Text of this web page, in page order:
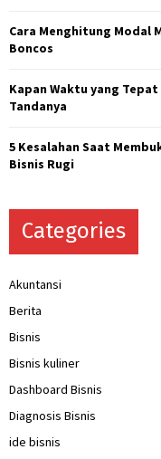
Cara Menghitung Modal
Boncos
Kapan Waktu yang
Tandanya
5 Kesalahan Saat
Bisnis Rugi
Categories
Akuntansi
Berita
Bisnis
Bisnis kuliner
Dashboard Bisnis
Diagnosis Bisnis
ide bisnis